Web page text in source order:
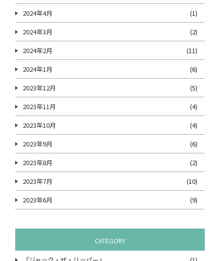
2024年4月
(1)
2024年3月
(2)
2024年2月
(11)
2024年1月
(6)
2023年12月
(5)
2023年11月
(4)
2023年10月
(4)
2023年9月
(6)
2023年8月
(2)
2023年7月
(10)
2023年6月
(9)
CATEGORY